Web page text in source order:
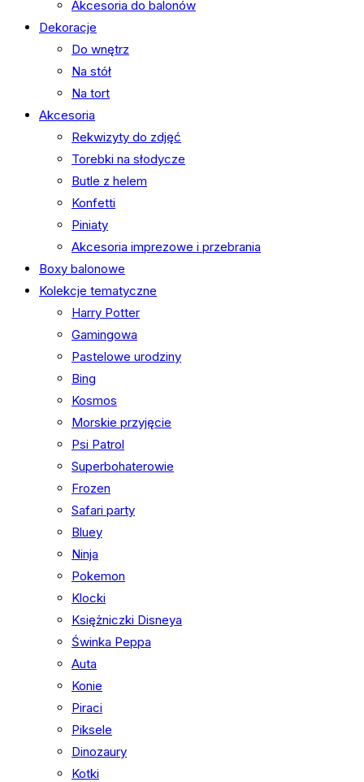
Akcesoria do balonów
Dekoracje
Do wnętrz
Na stół
Na tort
Akcesoria
Rekwizyty do zdjęć
Torebki na słodycze
Butle z helem
Konfetti
Piniaty
Akcesoria imprezowe i przebrania
Boxy balonowe
Kolekcje tematyczne
Harry Potter
Gamingowa
Pastelowe urodziny
Bing
Kosmos
Morskie przyjęcie
Psi Patrol
Superbohaterowie
Frozen
Safari party
Bluey
Ninja
Pokemon
Klocki
Księżniczki Disneya
Świnka Peppa
Auta
Konie
Piraci
Piksele
Dinozaury
Kotki